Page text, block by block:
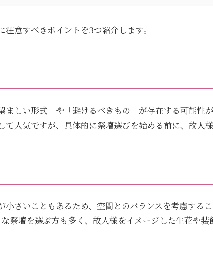
意すべきポイントを3つ紹介します。
しい形式」や「避けるべきもの」が存在する可能性が
人気ですが、具体的に祭壇選びを始める前に、故人
さいこともあるため、空間とのバランスを考慮するこ
祭壇を選ぶ方も多く、故人様をイメージした生花や